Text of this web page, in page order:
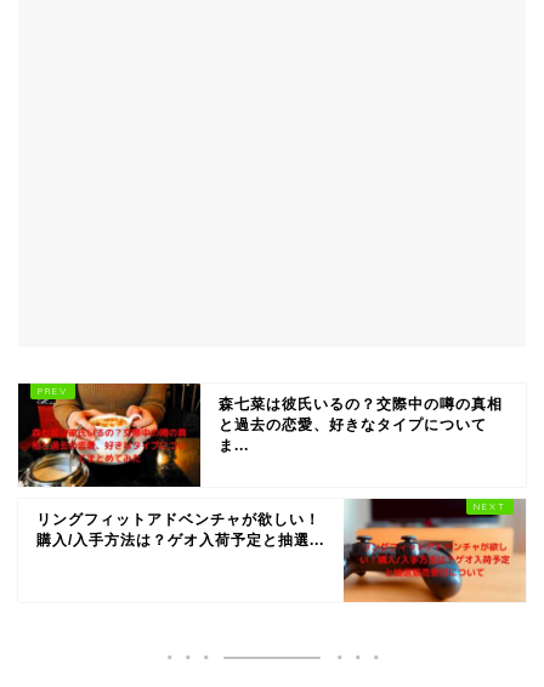
森七菜は彼氏いるの？交際中の噂の真相
と過去の恋愛、好きなタイプについて
ま...
リングフィットアドベンチャが欲しい！
購入/入手方法は？ゲオ入荷予定と抽選...